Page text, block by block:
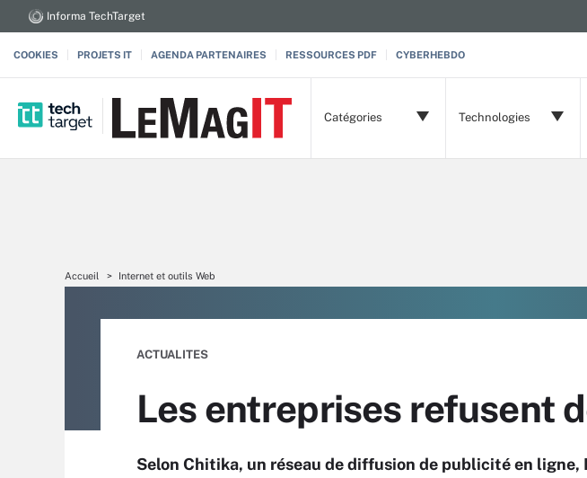
Informa TechTarget
COOKIES PROJETS IT AGENDA PARTENAIRES RESSOURCES PDF CYBERHEBDO
Catégories Technologies
Accueil Internet et outils Web
ACTUALITES
Les entreprises refusent
Selon Chitika, un réseau de diffusion de publicité en